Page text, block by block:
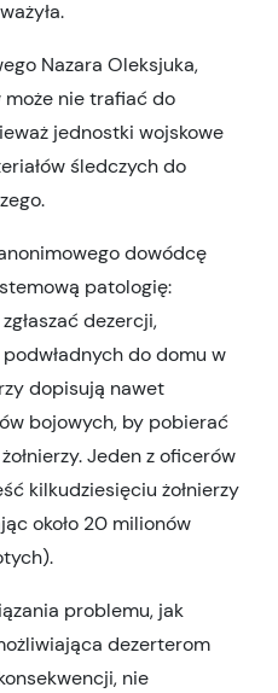
Nazara Oleksjuka,
może nie trafiać do
jednostki wojskowe
śledczych do
dowódcę
patologię:
dezercji,
do domu w
dopisują nawet
bojowych, by pobierać
Jeden z oficerów
kilkudziesięciu żołnierzy
około 20 milionów
problemu, jak
dezerterom
nie